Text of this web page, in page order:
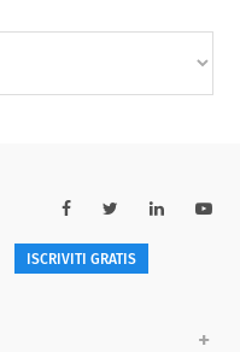
ISCRIVITI GRATIS